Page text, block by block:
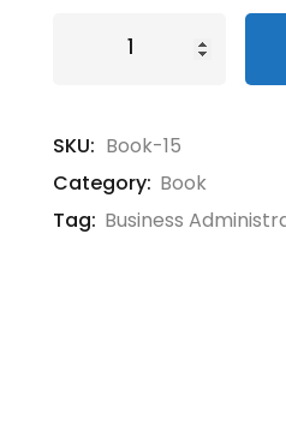
SKU: Book-15
Category: Book
Tag: Business